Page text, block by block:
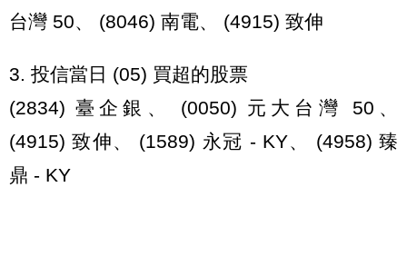
台灣 50、 (8046) 南電、 (4915) 致伸
3. 投信當日 (05) 買超的股票
(2834) 臺企銀、 (0050) 元大台灣 50、
(4915) 致伸、 (1589) 永冠 - KY、 (4958) 臻
鼎 - KY